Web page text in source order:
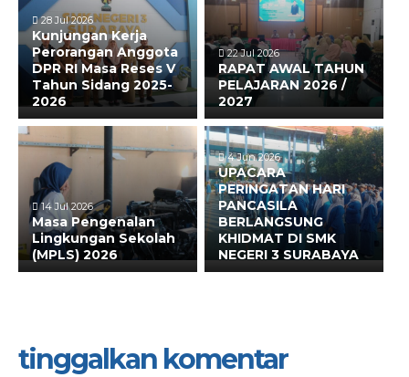
28 Jul 2026
Kunjungan Kerja
Perorangan Anggota
DPR RI Masa Reses V
Tahun Sidang 2025-
2026
22 Jul 2026
RAPAT AWAL TAHUN
PELAJARAN 2026 /
2027
14 Jul 2026
Masa Pengenalan
Lingkungan Sekolah
(MPLS) 2026
4 Jun 2026
UPACARA
PERINGATAN HARI
PANCASILA
BERLANGSUNG
KHIDMAT DI SMK
NEGERI 3 SURABAYA
tinggalkan komentar